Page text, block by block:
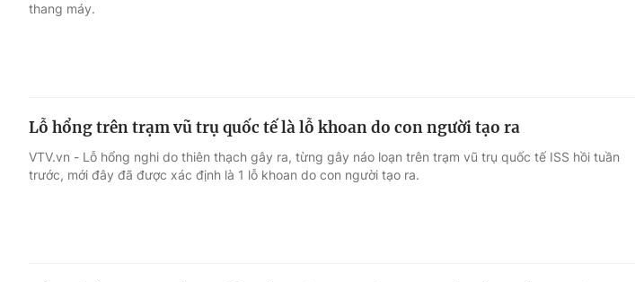
thang máy.
Lỗ hổng trên trạm vũ trụ quốc tế là lỗ khoan do con người tạo ra
VTV.vn - Lỗ hổng nghi do thiên thạch gây ra, từng gây náo loạn trên trạm vũ trụ quốc tế ISS hồi tuần
trước, mới đây đã được xác định là 1 lỗ khoan do con người tạo ra.